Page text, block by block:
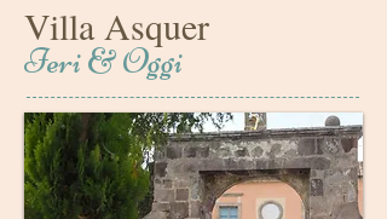
Villa Asquer
Ieri & Oggi